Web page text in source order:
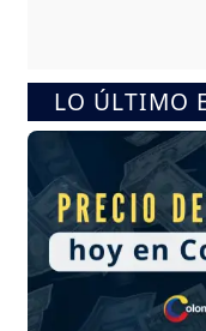
LO ÚLTIMO